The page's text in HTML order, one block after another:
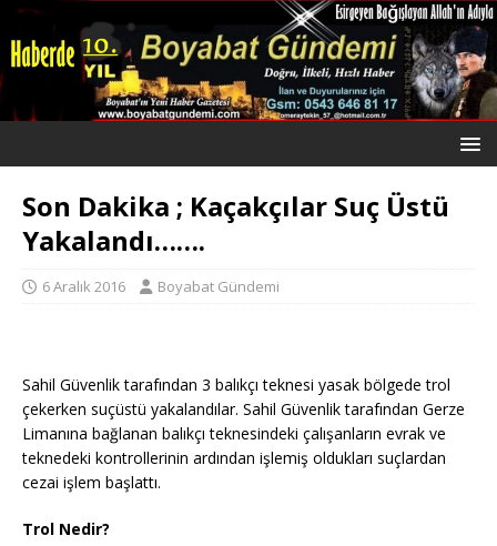
Son Dakika ; Kaçakçılar Suç Üstü
Yakalandı…….
6 Aralık 2016 Boyabat Gündemi
Sahil Güvenlik tarafından 3 balıkçı teknesi yasak bölgede trol
çekerken suçüstü yakalandılar. Sahil Güvenlik tarafından Gerze
Limanına bağlanan balıkçı teknesindeki çalışanların evrak ve
teknedeki kontrollerinin ardından işlemiş oldukları suçlardan
cezai işlem başlattı.
Trol Nedir?